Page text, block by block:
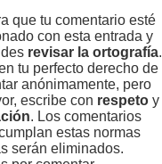
que tu comentario esté
con esta entrada y
revisar la ortografía.
tu perfecto derecho de
anónimamente, pero
escribe con respeto y
. Los comentarios
estas normas
serán eliminados.